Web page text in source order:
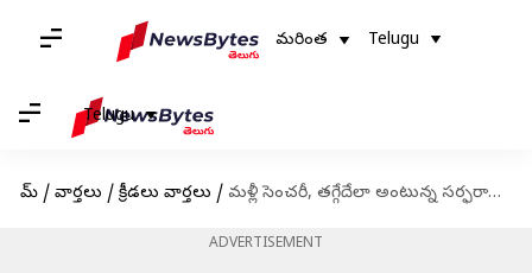
మరింత Telugu
Telugu
హోమ్ / వార్తలు / క్రీడలు వార్తలు / మళ్లీ సెంచరీ, తగ్గేదేలా అంటున్న సర్ఫరాజ్ ఖాన్
ADVERTISEMENT